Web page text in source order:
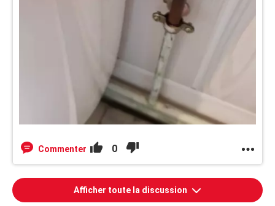
Commenter 0
Afficher toute la discussion